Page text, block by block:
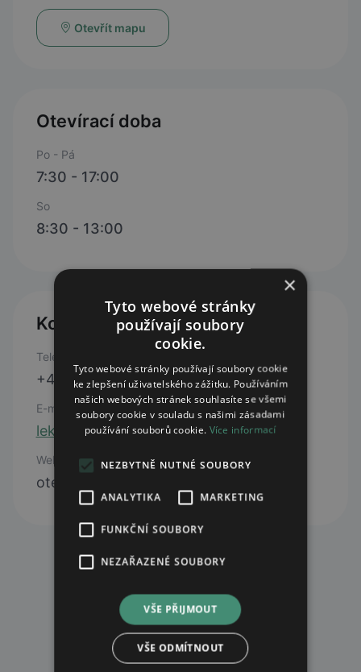
Otevřít mapu
Otevírací doba
Po - Pá
7:30 - 17:00
So
8:30 - 13:00
Kontakty
Telefon
+420 311 559 202
E-mail
lekarnahorovice@senimed.cz
Web
otevřít web
×
Tyto webové stránky
používají soubory
cookie.
Tyto webové stránky používají soubory cookie
ke zlepšení uživatelského zážitku. Používáním
našich webových stránek souhlasíte se všemi
soubory cookie v souladu s našimi zásadami
používání souborů cookie. Více informací
NEZBYTNĚ NUTNÉ SOUBORY
ANALYTIKA MARKETING
FUNKČNÍ SOUBORY
NEZAŘAZENÉ SOUBORY
VŠE PŘIJMOUT
VŠE ODMÍTNOUT